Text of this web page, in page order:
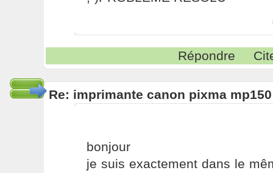
Répondre
Re: imprimante canon pixma mp150
bonjour
je suis exactement dans le